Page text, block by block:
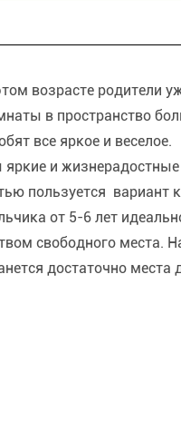
возрасте родители
в пространство
все яркое и веселое.
и
пользуется вариант
от 5-6 лет
свободного места.
достаточно места